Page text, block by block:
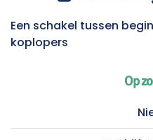
Een schakel tussen
koplopers
Op